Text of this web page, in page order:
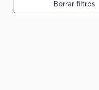
Borrar filtros